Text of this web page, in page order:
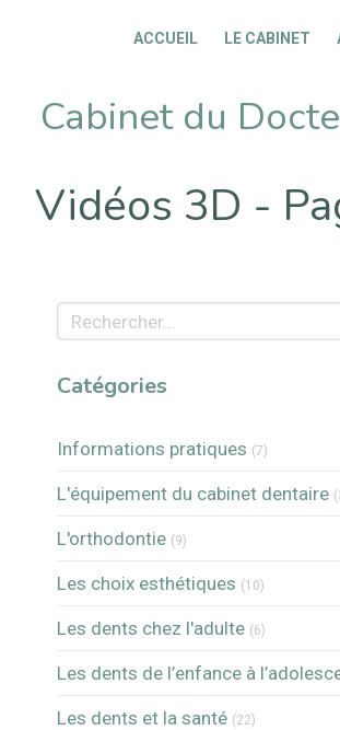
ACCUEIL LE CABINET
Cabinet du
Vidéos 3D -
Rechercher
Catégories
Informations pratiques (7)
L'équipement du cabinet dentaire
L'orthodontie (9)
Les choix esthétiques (10)
Les dents chez l'adulte (6)
Les dents de l’enfance à
Les dents et la santé (22)